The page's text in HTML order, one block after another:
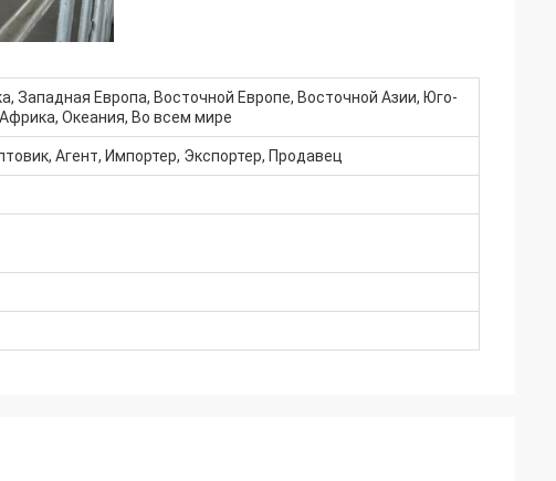
Западная Европа, Восточной Европе, Восточной Азии, Юго-
Океания, Во всем мире
Агент, Импортер, Экспортер, Продавец